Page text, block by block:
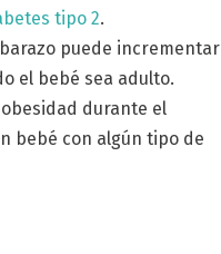
tipo 2.
puede incrementar
el bebé sea adulto.
durante el
bebé con algún tipo de